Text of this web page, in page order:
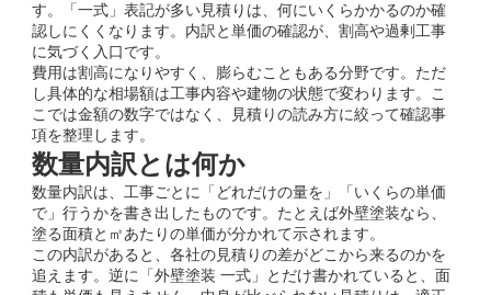
す。「一式」表記が多い見積りは、何にいくらかかるのか確
認しにくくなります。内訳と単価の確認が、割高や過剰工事
に気づく入口です。
費用は割高になりやすく、膨らむこともある分野です。ただ
し具体的な相場額は工事内容や建物の状態で変わります。こ
こでは金額の数字ではなく、見積りの読み方に絞って確認事
項を整理します。
数量内訳とは何か
数量内訳は、工事ごとに「どれだけの量を」「いくらの単価
で」行うかを書き出したものです。たとえば外壁塗装なら、
塗る面積と㎡あたりの単価が分かれて示されます。
この内訳があると、各社の見積りの差がどこから来るのかを
追えます。逆に「外壁塗装 一式」とだけ書かれていると、面